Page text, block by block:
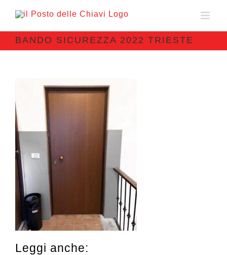
BANDO SICUREZZA 2022 TRIESTE
Leggi anche: